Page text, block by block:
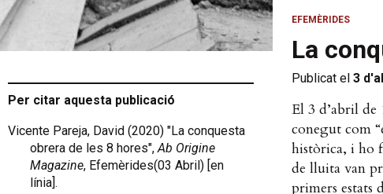
Per citar aquesta publicació
Vicente Pareja, David (2020) "La conquesta
obrera de les 8 hores",Ab Origine
Magazine, Efemèrides(03 Abril) [en
línia].
EFEMÈRIDES
La
Publicat el 3
El 3 d’abril de
conegut com
històrica, i ho
de lluita van
primers estats